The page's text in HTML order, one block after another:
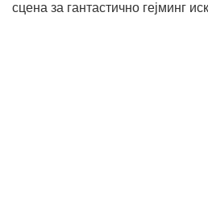
сцена за гантастично гејминг